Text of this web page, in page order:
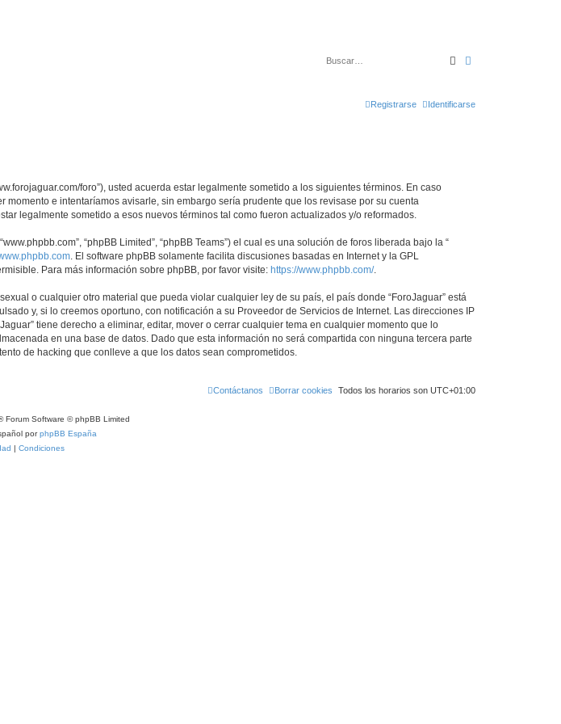
Buscar
Identificarse
Registrarse
foro”), usted acuerda estar legalmente sometido a los siguientes términos. En caso
e intentaríamos avisarle, sin embargo sería prudente que los revisase por su cuenta
legalmente sometido a esos nuevos términos tal como fueron actualizados y/o reformados.
“phpBB Limited”, “phpBB Teams”) el cual es una solución de foros liberada bajo la “
. El software phpBB solamente facilita discusiones basadas en Internet y la GPL
Para más información sobre phpBB, por favor visite: https://www.phpbb.com/.
o cualquier otro material que pueda violar cualquier ley de su país, el país donde “ForoJaguar” está
y, si lo creemos oportuno, con notificación a su Proveedor de Servicios de Internet. Las direcciones IP
tiene derecho a eliminar, editar, mover o cerrar cualquier tema en cualquier momento que lo
en una base de datos. Dado que esta información no será compartida con ninguna tercera parte
de hacking que conlleve a que los datos sean comprometidos.
Todos los horarios son UTC+01:00
Borrar cookies
Contáctanos
Forum Software © phpBB Limited
porphpBB España
| Condiciones